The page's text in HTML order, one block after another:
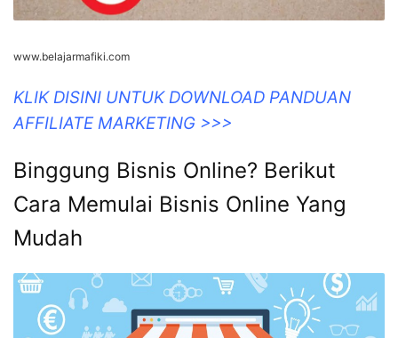
www.belajarmafiki.com
KLIK DISINI UNTUK DOWNLOAD PANDUAN
AFFILIATE MARKETING >>>
Binggung Bisnis Online? Berikut
Cara Memulai Bisnis Online Yang
Mudah